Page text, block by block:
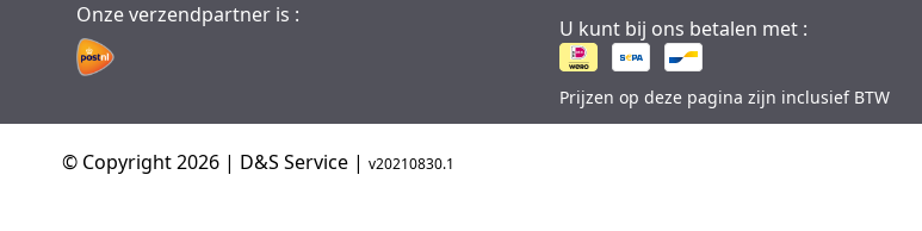
Onze verzendpartner is :
U kunt bij ons betalen met :
Prijzen op deze pagina zijn inclusief BTW
© Copyright 2026 | D&S Service | v20210830.1